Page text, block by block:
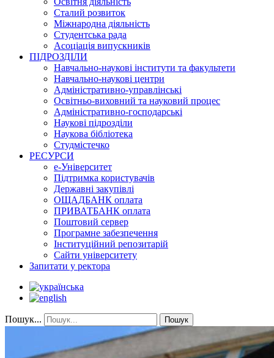
Сталий розвиток
Міжнародна діяльність
Студентська рада
Асоціація випускників
ПІДРОЗДІЛИ
Навчально-наукові інститути та факультети
Навчально-наукові центри
Адміністративно-управлінські
Освітньо-виховний та науковий процес
Адміністративно-господарські
Наукові підрозділи
Наукова бібліотека
Студмістечко
РЕСУРСИ
е-Університет
Підтримка користувачів
Державні закупівлі
ОЩАДБАНК оплата
ПРИВАТБАНК оплата
Поштовий сервер
Програмне забезпечення
Інституційний репозитарій
Сайти університету
Запитати у ректора
Пошук... Пошук